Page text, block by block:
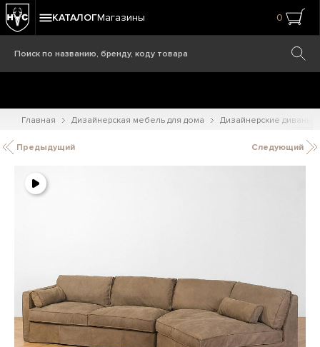
КАТАЛОГМагазины 0
Главная Дизайнерская мебель для дома Дизайнерские диваны
Предыдущий Следующий